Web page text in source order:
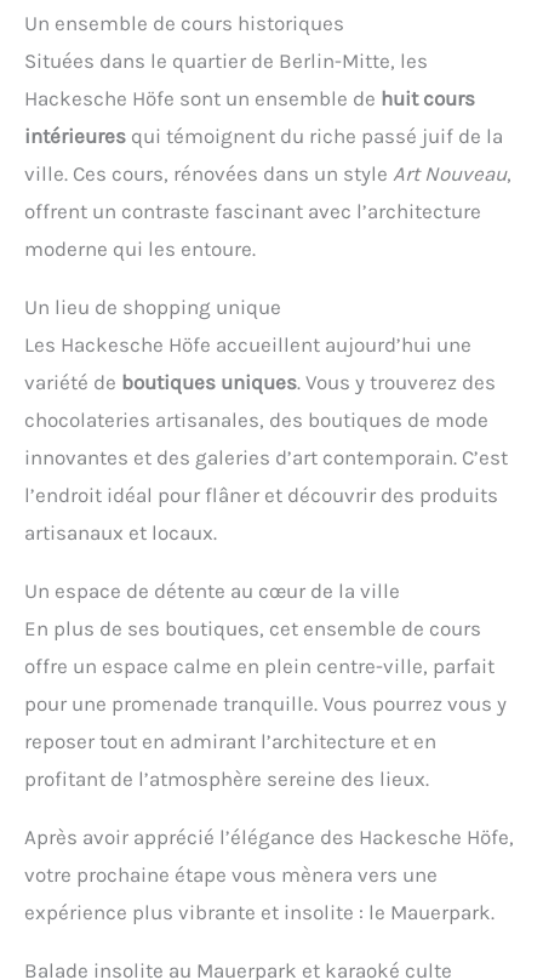
Un ensemble de cours historiques
Situées dans le quartier de Berlin-Mitte, les
Hackesche Höfe sont un ensemble de huit cours
intérieures qui témoignent du riche passé juif de la
ville. Ces cours, rénovées dans un style Art Nouveau,
offrent un contraste fascinant avec l’architecture
moderne qui les entoure.
Un lieu de shopping unique
Les Hackesche Höfe accueillent aujourd’hui une
variété de boutiques uniques. Vous y trouverez des
chocolateries artisanales, des boutiques de mode
innovantes et des galeries d’art contemporain. C’est
l’endroit idéal pour flâner et découvrir des produits
artisanaux et locaux.
Un espace de détente au cœur de la ville
En plus de ses boutiques, cet ensemble de cours
offre un espace calme en plein centre-ville, parfait
pour une promenade tranquille. Vous pourrez vous y
reposer tout en admirant l’architecture et en
profitant de l’atmosphère sereine des lieux.
Après avoir apprécié l’élégance des Hackesche Höfe,
votre prochaine étape vous mènera vers une
expérience plus vibrante et insolite : le Mauerpark.
Balade insolite au Mauerpark et karaoké culte